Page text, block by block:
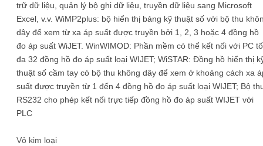
trữ dữ liệu, quản lý bộ ghi dữ liệu, truyền dữ liệu sang Microsoft
Excel, v.v. WiMP2plus: bộ hiển thị bảng kỹ thuật số với bộ thu
dây để xem từ xa áp suất được truyền bởi 1, 2, 3 hoặc 4 đồng hồ
đo áp suất WiJET. WinWIMOD: Phần mềm có thể kết nối với PC
đa 32 đồng hồ đo áp suất loại WIJET; WiSTAR: Đồng hồ hiển thị
thuật số cầm tay có bộ thu không dây để xem ở khoảng cách xa
suất được truyền từ 1 đến 4 đồng hồ đo áp suất loại WIJET; Bộ
RS232 cho phép kết nối trực tiếp đồng hồ đo áp suất WIJET với
PLC
Vỏ kim loại